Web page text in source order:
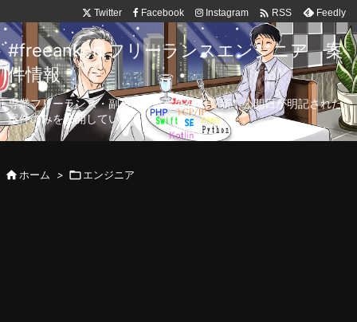
Twitter Facebook Instagram  RSS Feedly
#freeanken フリーランスエンジニア 案
件情報
専業フリーランス・副業向け案件を毎日更新！公開日が明記された
案件のみを公開しています。
ホーム > エンジニア